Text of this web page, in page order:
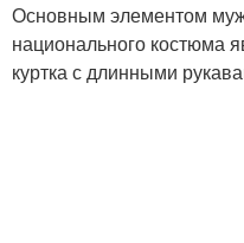
Основным элементом
национального костюма
куртка с длинными